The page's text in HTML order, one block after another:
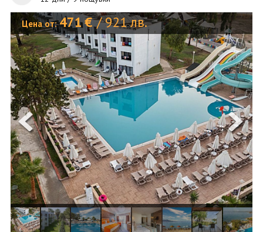
ОЩЕ
ЗА НАС
КОНТАКТИ
ФИРМЕНИ ДОКУМЕНТИ
0700 144 34 Запитване
ПОСЛЕДВАЙТЕ НИ
Цена от:471€ / 921лв.